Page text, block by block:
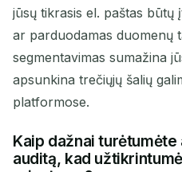
jūsų tikrasis el. paštas būtų
ar parduodamas duomenų
segmentavimas sumažina
apsunkina trečiųjų šalių
platformose.
Kaip dažnai
auditą, kad